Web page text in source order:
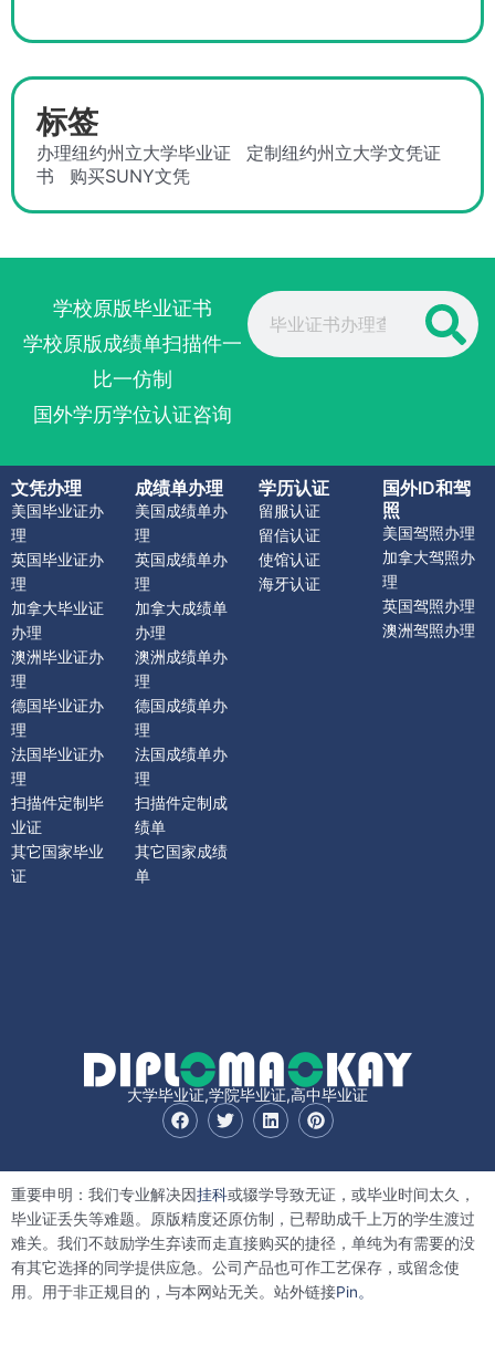
标签
办理纽约州立大学毕业证
定制纽约州立大学文凭证
书
购买SUNY文凭
学校原版毕业证书
学校原版成绩单扫描件一
比一仿制
国外学历学位认证咨询
Search
文凭办理
美国毕业证办
理
英国毕业证办
理
加拿大毕业证
办理
澳洲毕业证办
理
德国毕业证办
理
法国毕业证办
理
扫描件定制毕
业证
其它国家毕业
证
成绩单办理
美国成绩单办
理
英国成绩单办
理
加拿大成绩单
办理
澳洲成绩单办
理
德国成绩单办
理
法国成绩单办
理
扫描件定制成
绩单
其它国家成绩
单
学历认证
留服认证
留信认证
使馆认证
海牙认证
国外ID和驾
照
美国驾照办理
加拿大驾照办
理
英国驾照办理
澳洲驾照办理
大学毕业证,学院毕业证,高中毕业证
F
a
o
o
k
T
w
t
e
r
L
i
d
i
n
P
i
r
e
s
t
重要申明：我们专业解决因挂科或辍学导致无证，或毕业时间太久，
毕业证丢失等难题。原版精度还原仿制，已帮助成千上万的学生渡过
难关。我们不鼓励学生弃读而走直接购买的捷径，单纯为有需要的没
有其它选择的同学提供应急。公司产品也可作工艺保存，或留念使
用。用于非正规目的，与本网站无关。站外链接Pin。